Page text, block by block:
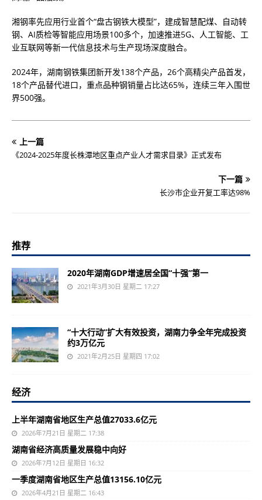
湘钢率先应用行业首个“盘古钢铁大模型”，建成智慧配煤、自动转
钢、AI质检等智能应用场景100多个，加速推进5G、人工智能、工
业互联网等新一代信息技术与生产现场深度融合。
2024年，湖南钢铁集团新开发138个产品，26个高精尖产品首发，
18个产品替代进口，重点品种钢销量占比达65%，连续三年入围世
界500强。
上一篇
《2024-2025年度长株潭地区重点产业人才需求目录》正式发布
下一篇
长沙市企业开复工率达98%
推荐
2020年湖南GDP增速居全国“十强”第一
2021年3月30日 星期二 17:27
“十大行动”扩大有效投资，湖南力争全年完成投资
约3万亿元
2021年2月25日 星期四 17:02
经济
上半年湖南省地区生产总值27033.6亿元
2026年7月21日 星期二 17:38
湖南省经济高质量发展稳中向好
2026年7月12日 星期日 16:32
一季度湖南省地区生产总值13156.10亿元
2026年4月21日 星期二 16:43